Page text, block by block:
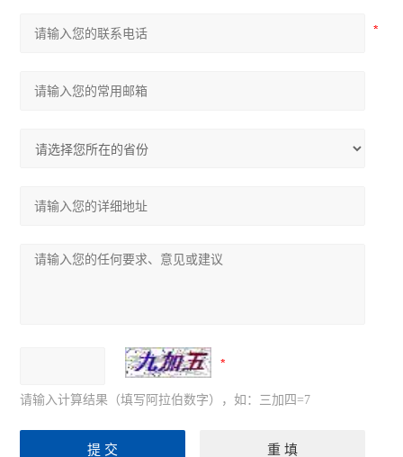
请输入计算结果（填写阿拉伯数字），如：三加四=7